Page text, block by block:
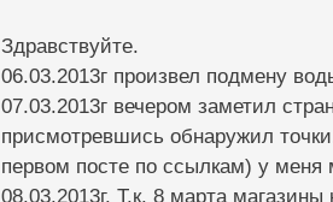
Здравствуйте.
06.03.2013г произвел подмену
07.03.2013г вечером заметил
присмотревшись обнаружил
первом посте по ссылкам) у меня
08.03.2013г. Т.к. 8 марта